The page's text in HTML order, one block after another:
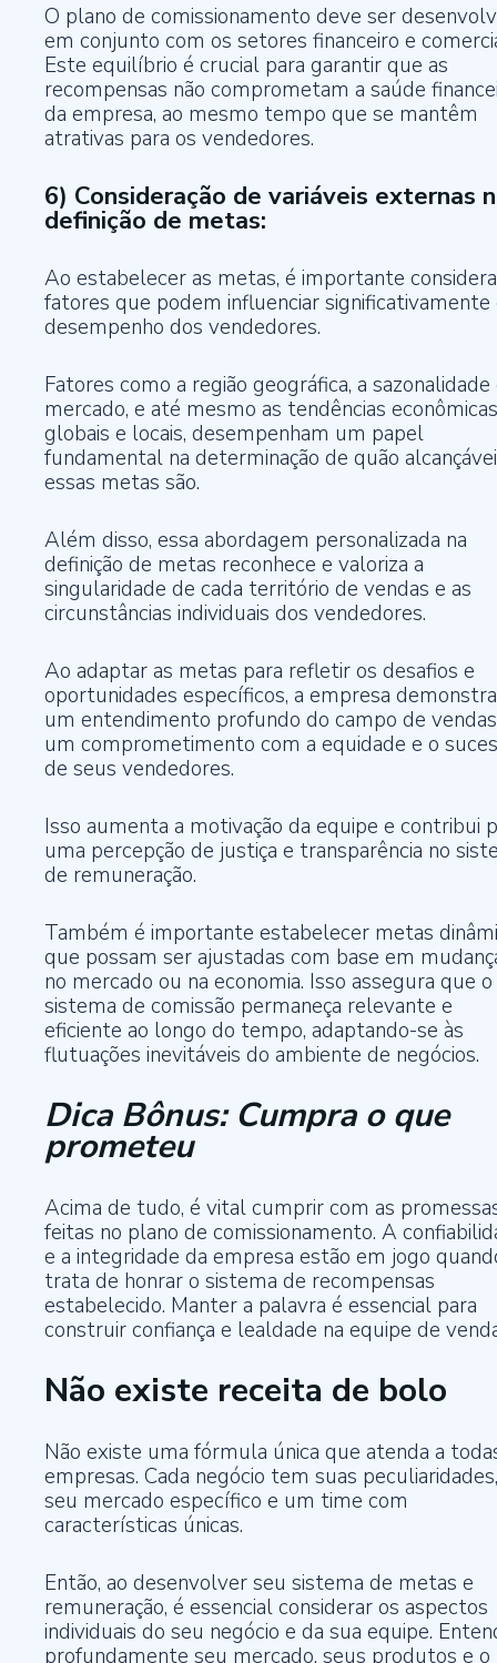
O plano de comissionamento deve ser
em conjunto com os setores financeiro e
Este equilíbrio é crucial para garantir que as
recompensas não comprometam a saúde
da empresa, ao mesmo tempo que se mantêm
atrativas para os vendedores.
6) Consideração de variáveis externas
definição de metas:
Ao estabelecer as metas, é importante
fatores que podem influenciar significativamente
desempenho dos vendedores.
Fatores como a região geográfica, a sazonalidade
mercado, e até mesmo as tendências econômicas
globais e locais, desempenham um papel
fundamental na determinação de quão
essas metas são.
Além disso, essa abordagem personalizada na
definição de metas reconhece e valoriza a
singularidade de cada território de vendas e as
circunstâncias individuais dos vendedores.
Ao adaptar as metas para refletir os desafios e
oportunidades específicos, a empresa demonstra
um entendimento profundo do campo de
um comprometimento com a equidade e o
de seus vendedores.
Isso aumenta a motivação da equipe e contribui
uma percepção de justiça e transparência no
de remuneração.
Também é importante estabelecer metas
que possam ser ajustadas com base em
no mercado ou na economia. Isso assegura que o
sistema de comissão permaneça relevante e
eficiente ao longo do tempo, adaptando-se às
flutuações inevitáveis do ambiente de negócios.
Dica Bônus: Cumpra o que
prometeu
Acima de tudo, é vital cumprir com as
feitas no plano de comissionamento. A
e a integridade da empresa estão em jogo
trata de honrar o sistema de recompensas
estabelecido. Manter a palavra é essencial para
construir confiança e lealdade na equipe de
Não existe receita de bolo
Não existe uma fórmula única que atenda a
empresas. Cada negócio tem suas peculiaridades,
seu mercado específico e um time com
características únicas.
Então, ao desenvolver seu sistema de metas e
remuneração, é essencial considerar os aspectos
individuais do seu negócio e da sua equipe.
profundamente seu mercado, seus produtos e o